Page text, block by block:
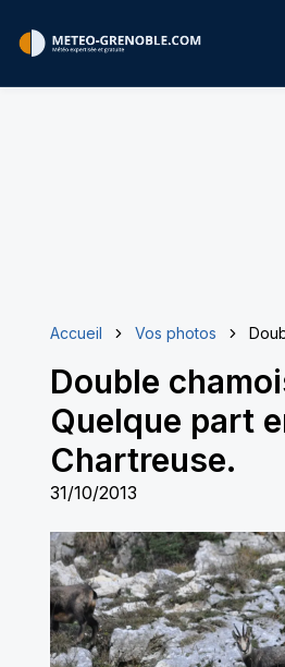
Accueil Vos photos
Double
Quelque part
Chartreuse.
31/10/2013